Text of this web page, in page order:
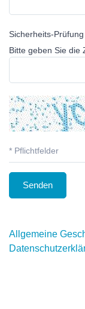
Sicherheits-Prüfung
Bitte geben Sie die
* Pflichtfelder
Allgemeine